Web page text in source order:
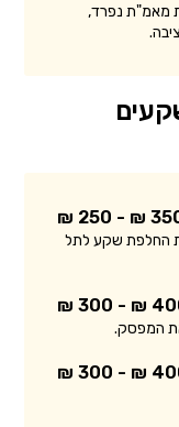
מאמ"ת נפרד,
350 ₪ -
החלפת שקע לתל
400 ₪ -
את המפסק.
400 ₪ -